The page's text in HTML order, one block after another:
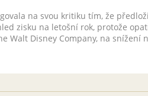
na svou kritiku tím, že
zisku na letošní rok, protože
Walt Disney Company, na snížení